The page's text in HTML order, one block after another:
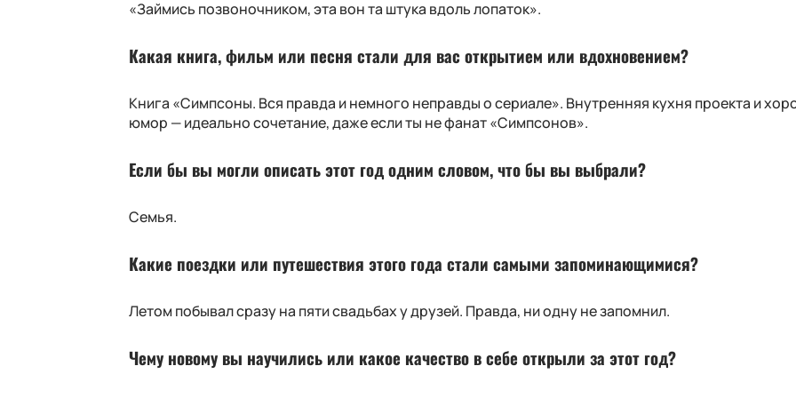
«Займись позвоночником, эта вон та штука вдоль лопаток».
Какая книга, фильм или песня стали для вас открытием или вдохновением?
Книга «Симпсоны. Вся правда и немного неправды о сериале». Внутренняя кухня проекта и
юмор — идеально сочетание, даже если ты не фанат «Симпсонов».
Если бы вы могли описать этот год одним словом, что бы вы выбрали?
Семья.
Какие поездки или путешествия этого года стали самыми запоминающимися?
Летом побывал сразу на пяти свадьбах у друзей. Правда, ни одну не запомнил.
Чему новому вы научились или какое качество в себе открыли за этот год?